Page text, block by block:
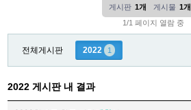
게시판 1개 게시물 1개
1/1 페이지 열람 중
전체게시판 2022 1
2022 게시판 내 결과